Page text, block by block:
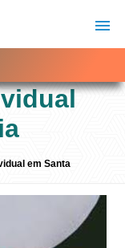
em Santa